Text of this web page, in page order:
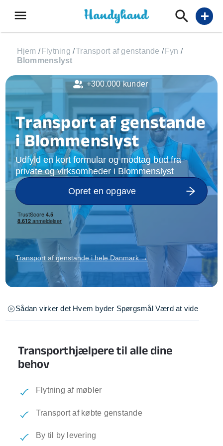
menu add
Hjem / Flytning /Transport af genstande / Fyn /
Blommenslyst
Transport af genstande
i Blommenslyst
Udfyld en kort formular og modtag bud fra
private og virksomheder i Blommenslyst
Opret en opgave
Transport af genstande i hele Danmark →
Sådan virker det Hvem byder Spørgsmål Værd at vide
Transporthjælpere til alle dine
behov
Flytning af møbler
Transport af købte genstande
By til by levering
+300.000 kunder